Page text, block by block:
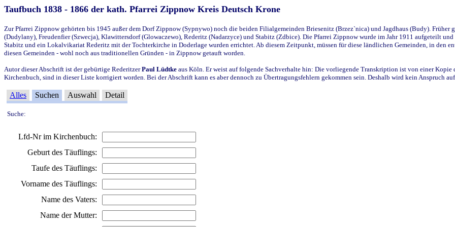
Taufbuch 1838 - 1866 der kath. Pfarrei Zippnow Kreis Deutsch Krone
Zur Pfarrei Zippnow gehörten bis 1945 außer dem Dorf Zippnow (Sypnywo) noch die beiden Filialgemeinden Briesenitz (Brzez`nica) und Jagdhaus (Budy). Früher
(Dudylany), Freudenfier (Szwecja), Klawittersdorf (Glowaczewo), Rederitz (Nadarzyce) und Stabitz (Zdbice). Die Pfarrei Zippnow wurde im Jahr 1911 aufgeteilt
Stabitz und ein Lokalvikariat Rederitz mit der Tochterkirche in Doderlage wurden errichtet. Ab diesem Zeitpunkt, müssen für diese ländlichen Gemeinden, in den
diesen Gemeinden - wohl noch aus traditionellen Gründen - in Zippnow getauft worden.
Autor dieser Abschrift ist der gebürtige RederitzerPaul Lüdtke aus Köln. Er weist auf folgende Sachverhalte hin: Die vorliegende Transkription ist von einer
Kirchenbuch, sind in dieser Liste korrigiert worden. Bei der Abschrift kann es aber dennoch zu Übertragungsfehlern gekommen sein. Deshalb wird kein Anspruch
Alles Suchen Auswahl Detail
Suche:
Lfd-Nr im Kirchenbuch:
Geburt des Täuflings:
Taufe des Täuflings:
Vorname des Täuflings:
Name des Vaters:
Name der Mutter: